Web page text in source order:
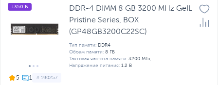
5 # 190257
+350 Б
DDR-4 DIMM 8 GB 3200 MHz GeIL
Pristine Series, BOX
(GP48GB3200C22SC)
Тип памяти: DDR4
Объем памяти: 8 ГБ
Тактовая частота памяти: 3200 МГц
Напряжение питания: 1.2 В